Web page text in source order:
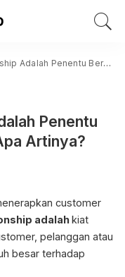
Berkembangnya Bisnis, Apa Artinya?
Penentu
Artinya?
customer
adalahkiat
pelanggan atau
besar terhadap